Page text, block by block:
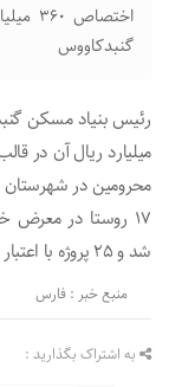
گنبدکاووس
محرومین در
۱۷ روستا در
شد و ۲۵ پروژه با اعتبار ۴۰ میلیارد ریال برای بازسازی عمرانی آنها اجرا شد.
منبع خبر : فارس
به اشتراک بگذارید :